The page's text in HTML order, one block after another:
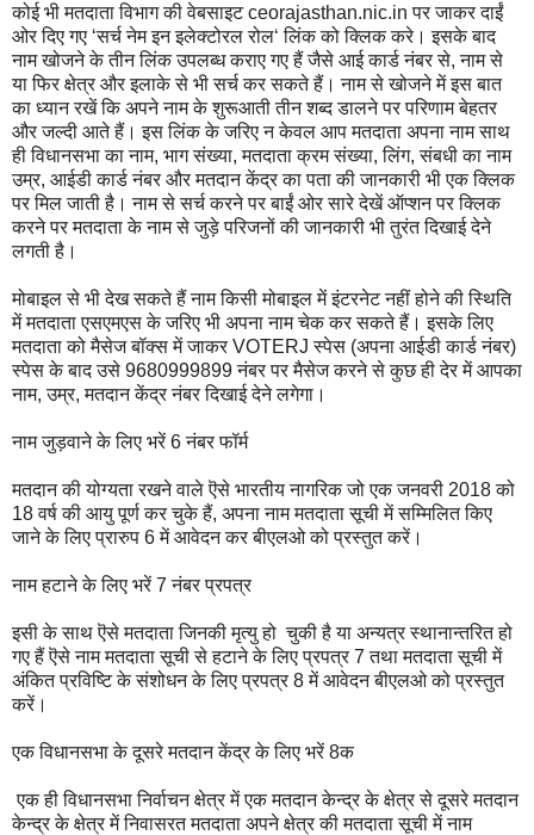
कोई भी मतदाता विभाग की वेबसाइट ceorajasthan.nic.in पर जाकर दाईं
ओर दिए गए ‘सर्च नेम इन इलेक्टोरल रोल‘ लिंक को क्लिक करे। इसके बाद
नाम खोजने के तीन लिंक उपलब्ध कराए गए हैं जैसे आई कार्ड नंबर से, नाम से
या फिर क्षेत्र और इलाके से भी सर्च कर सकते हैं। नाम से खोजने में इस बात
का ध्यान रखें कि अपने नाम के शुरूआती तीन शब्द डालने पर परिणाम बेहतर
और जल्दी आते हैं। इस लिंक के जरिए न केवल आप मतदाता अपना नाम साथ
ही विधानसभा का नाम, भाग संख्या, मतदाता क्रम संख्या, लिंग, संबधी का नाम
उम्र, आईडी कार्ड नंबर और मतदान केंद्र का पता की जानकारी भी एक क्लिक
पर मिल जाती है। नाम से सर्च करने पर बाईं ओर सारे देखें ऑप्शन पर क्लिक
करने पर मतदाता के नाम से जुड़े परिजनों की जानकारी भी तुरंत दिखाई देने
लगती है।
मोबाइल से भी देख सकते हैं नाम किसी मोबाइल में इंटरनेट नहीं होने की स्थिति
में मतदाता एसएमएस के जरिए भी अपना नाम चेक कर सकते हैं। इसके लिए
मतदाता को मैसेज बॉक्स में जाकर VOTERJ स्पेस (अपना आईडी कार्ड नंबर)
स्पेस के बाद उसे 9680999899 नंबर पर मैसेज करने से कुछ ही देर में आपका
नाम, उम्र, मतदान केंद्र नंबर दिखाई देने लगेगा।
नाम जुड़वाने के लिए भरें 6 नंबर फॉर्म
मतदान की योग्यता रखने वाले ऎसे भारतीय नागरिक जो एक जनवरी 2018 को
18 वर्ष की आयु पूर्ण कर चुके हैं, अपना नाम मतदाता सूची में सम्मिलित किए
जाने के लिए प्रारुप 6 में आवेदन कर बीएलओ को प्रस्तुत करें।
नाम हटाने के लिए भरें 7 नंबर प्रपत्र
इसी के साथ ऎसे मतदाता जिनकी मृत्यु हो चुकी है या अन्यत्र स्थानान्तरित हो
गए हैं ऎसे नाम मतदाता सूची से हटाने के लिए प्रपत्र 7 तथा मतदाता सूची में
अंकित प्रविष्टि के संशोधन के लिए प्रपत्र 8 में आवेदन बीएलओ को प्रस्तुत
करें।
एक विधानसभा के दूसरे मतदान केंद्र के लिए भरें 8क
एक ही विधानसभा निर्वाचन क्षेत्र में एक मतदान केन्द्र के क्षेत्र से दूसरे मतदान
केन्द्र के क्षेत्र में निवासरत मतदाता अपने क्षेत्र की मतदाता सूची में नाम